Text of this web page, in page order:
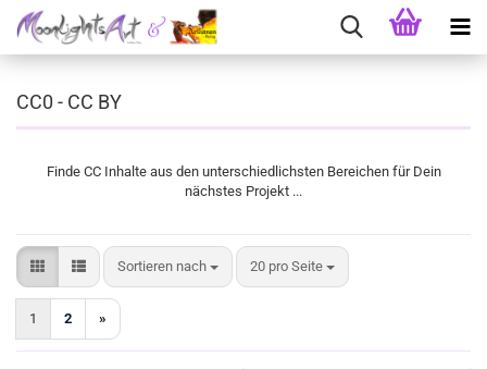
CC0 - CC BY
Finde CC Inhalte aus den unterschiedlichsten Bereichen für Dein
nächstes Projekt ...
Sortieren nach
Sortieren nach 20 pro Seite
pro Seite
1 2 »